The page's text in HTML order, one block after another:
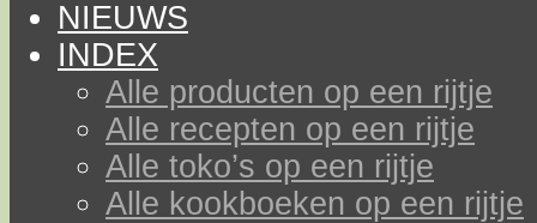
NIEUWS
INDEX
Alle producten op een rijtje
Alle recepten op een rijtje
Alle toko’s op een rijtje
Alle kookboeken op een rijtje